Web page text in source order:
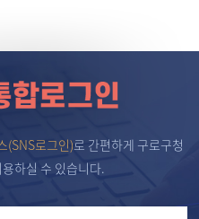
(SNS로그인)로 간편하게 구로구청
하실 수 있습니다.